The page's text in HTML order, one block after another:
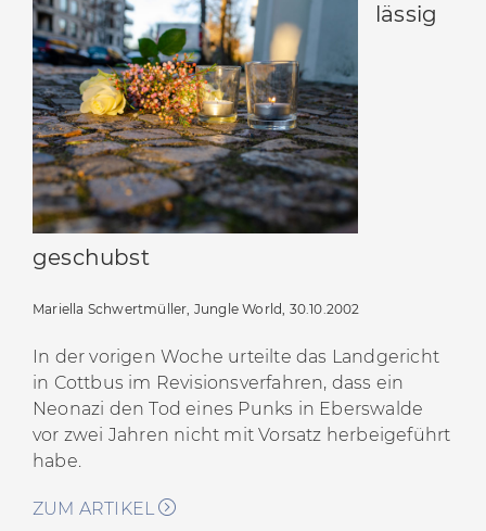
Brandenburg seit 1990“, 2015, S. 135-136
lässig
geschubst
Mariella Schwertmüller, Jungle World, 30.10.2002
In der vorigen Woche urteilte das Landgericht
in Cottbus im Revisionsverfahren, dass ein
Neonazi den Tod eines Punks in Eberswalde
vor zwei Jahren nicht mit Vorsatz herbeigeführt
habe.
ZUM ARTIKEL